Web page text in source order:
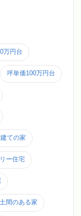
万円台
坪単価100万円台
ての家
ー住宅
土間のある家